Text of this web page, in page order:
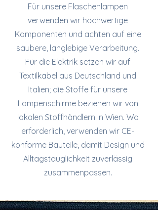
Für unsere Flaschenlampen
verwenden wir hochwertige
Komponenten und achten auf eine
saubere, langlebige Verarbeitung.
Für die Elektrik setzen wir auf
Textilkabel aus Deutschland und
Italien; die Stoffe für unsere
Lampenschirme beziehen wir von
lokalen Stoffhändlern in Wien. Wo
erforderlich, verwenden wir CE-
konforme Bauteile, damit Design und
Alltagstauglichkeit zuverlässig
zusammenpassen.